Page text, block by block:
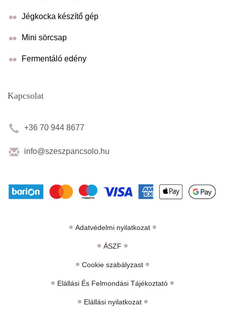
Jégkocka készítő gép
Mini sörcsap
Fermentáló edény
Kapcsolat
+36 70 944 8677
info@szeszpancsolo.hu
Adatvédelmi nyilatkozat
ÁSZF
Cookie szabályzast
Elállási És Felmondási Tájékoztató
Elállási nyilatkozat